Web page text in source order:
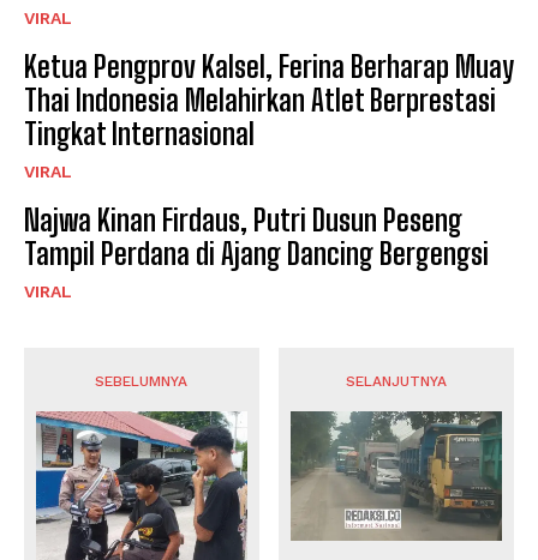
VIRAL
Ketua Pengprov Kalsel, Ferina Berharap Muay
Thai Indonesia Melahirkan Atlet Berprestasi
Tingkat Internasional
VIRAL
Najwa Kinan Firdaus, Putri Dusun Peseng
Tampil Perdana di Ajang Dancing Bergengsi
VIRAL
SEBELUMNYA SELANJUTNYA